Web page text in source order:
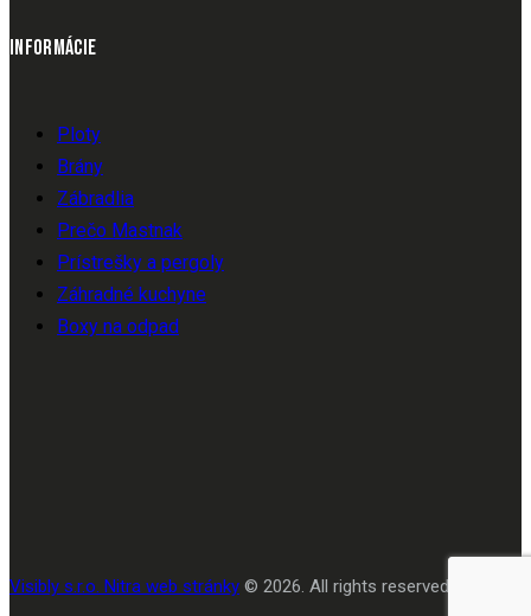
INFORMÁCIE
Ploty
Brány
Zábradlia
Prečo Mastnak
Prístrešky a pergoly
Záhradné kuchyne
Boxy na odpad
Visibly s.r.o. Nitra web stránky © 2026. All rights reserved.